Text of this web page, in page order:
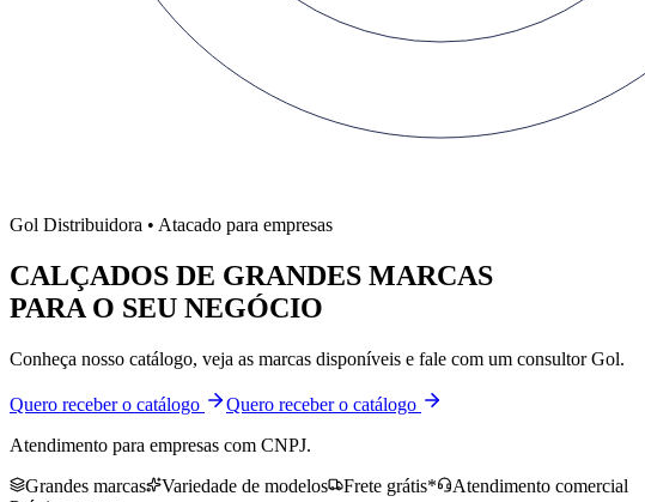
Gol Distribuidora • Atacado para empresas
CALÇADOS DE GRANDES MARCAS
PARA O SEU NEGÓCIO
Conheça nosso catálogo, veja as marcas disponíveis e fale com um consultor Gol.
Quero receber o catálogo
Quero receber o catálogo
Atendimento para empresas com CNPJ.
Grandes marcas
Variedade de modelos Frete grátis*
Atendimento comercial